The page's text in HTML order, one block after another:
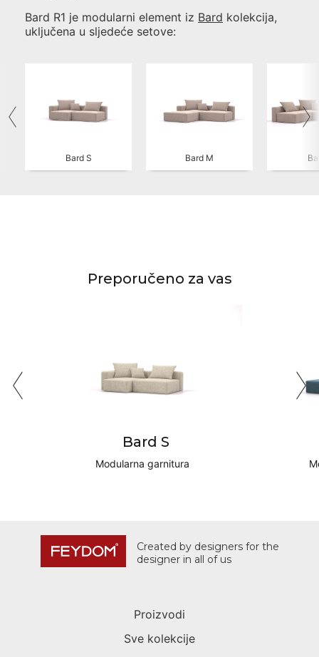
Bard R1 je modularni element iz Bard kolekcija,
uključena u sljedeće setove:
Bard S Bard M
Preporučeno za vas
Bard S
Modularna garnitura
Created by designers for the
designer in all of us
Proizvodi
Sve kolekcije